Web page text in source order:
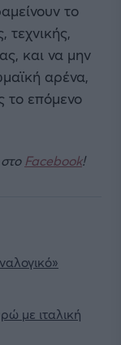
το
τεχνικής,
και να μην
αρένα,
το επόμενο
Facebook!
με ιταλική